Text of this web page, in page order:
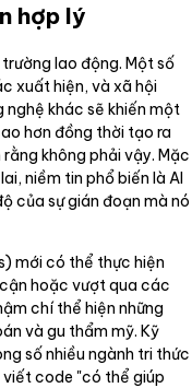
hợp lý
lao động. Một số
xuất hiện, và xã hội
khác sẽ khiến một
hơn đồng thời tạo ra
không phải vậy. Mặc
niềm tin phổ biến là AI
của sự gián đoạn mà nó
mới có thể thực hiện
hoặc vượt qua các
chí thể hiện những
và gu thẩm mỹ. Kỹ
số nhiều ngành tri thức
code "có thể giúp